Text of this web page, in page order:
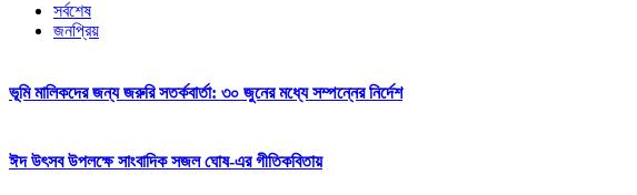
সর্বশেষ
জনপ্রিয়
ভূমি মালিকদের জন্য জরুরি সতর্কবার্তা: ৩০ জুনের মধ্যে সম্পন্নের নির্দেশ
ঈদ উৎসব উপলক্ষে সাংবাদিক সজল ঘোষ-এর গীতিকবিতায়